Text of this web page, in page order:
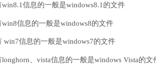
信息的一般是windows8.1的文件
信息的一般是windows8的文件
win7信息的一般是windows7的文件
、vista信息的一般是windows Vista的文